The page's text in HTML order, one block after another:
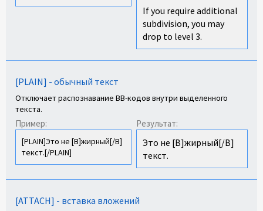
If you require additional
subdivision, you may
drop to level 3.
[PLAIN] - обычный текст
Отключает распознавание BB-кодов внутри выделенного
текста.
Пример:
[PLAIN]Это не [B]жирный[/B]
текст.[/PLAIN]
Результат:
Это не [B]жирный[/B]
текст.
[ATTACH] - вставка вложений